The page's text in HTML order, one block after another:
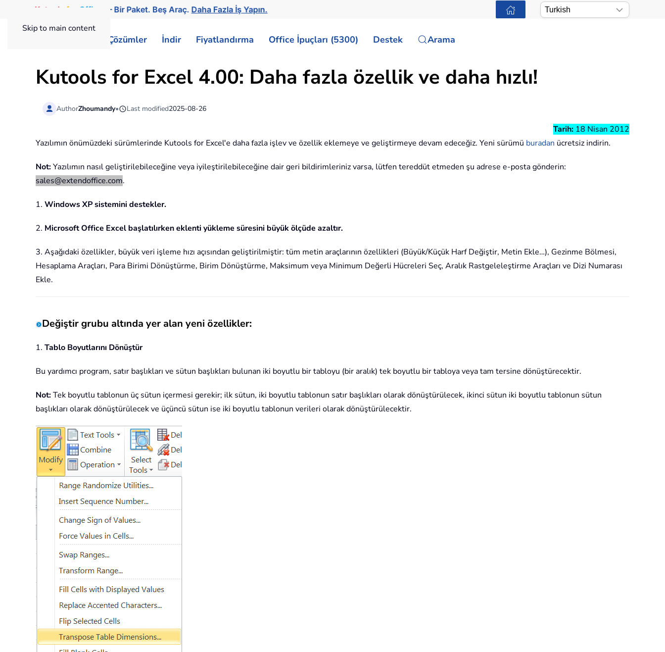
Skip to main content
Kutools for Office — Bir Paket. Beş Araç.Daha Fazla İş Yapın.
Çözümler İndir Fiyatlandırma Office İpuçları (5300) Destek Arama
Kutools for Excel 4.00: Daha fazla özellik ve daha hızlı!
AuthorZhoumandy• Last modified2025-08-26
Tarih: 18 Nisan 2012
Yazılımın önümüzdeki sürümlerinde Kutools for Excel'e daha fazla işlev ve özellik eklemeye ve geliştirmeye devam edeceğiz. Yeni sürümü buradan ücretsiz indirin.
Not:Yazılımın nasıl geliştirilebileceğine veya iyileştirilebileceğine dair geri bildirimleriniz varsa, lütfen tereddüt etmeden şu adrese e-posta gönderin:
sales@extendoffice.com.
1. Windows XP sistemini destekler.
2. Microsoft Office Excel başlatılırken eklenti yükleme süresini büyük ölçüde azaltır.
3. Aşağıdaki özellikler, büyük veri işleme hızı açısından geliştirilmiştir: tüm metin araçlarının özellikleri (Büyük/Küçük Harf Değiştir, Metin Ekle…), Gezinme Bölmesi,
Hesaplama Araçları, Para Birimi Dönüştürme, Birim Dönüştürme, Maksimum veya Minimum Değerli Hücreleri Seç, Aralık Rastgeleleştirme Araçları ve Dizi Numarası
Ekle.
Değiştir grubu altında yer alan yeni özellikler:
1. Tablo Boyutlarını Dönüştür
Bu yardımcı program, satır başlıkları ve sütun başlıkları bulunan iki boyutlu bir tabloyu (bir aralık) tek boyutlu bir tabloya veya tam tersine dönüştürecektir.
Not:Tek boyutlu tablonun üç sütun içermesi gerekir; ilk sütun, iki boyutlu tablonun satır başlıkları olarak dönüştürülecek, ikinci sütun iki boyutlu tablonun sütun
başlıkları olarak dönüştürülecek ve üçüncü sütun ise iki boyutlu tablonun verileri olarak dönüştürülecektir.